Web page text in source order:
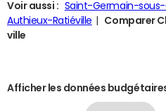
Voir aussi : Saint-Germain-sous-
Authieux-Ratiéville
Comparer
ville
Afficher les données